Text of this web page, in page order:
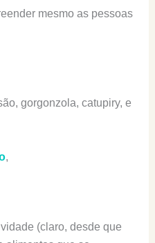
mesmo as pessoas
gorgonzola, catupiry, e
,
(claro, desde que